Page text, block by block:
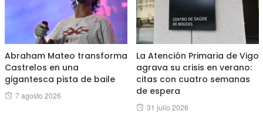
Abraham Mateo transforma
Castrelos en una
gigantesca pista de baile
Posted
7 agosto 2026
La Atención Primaria de Vigo
agrava su crisis en verano:
citas con cuatro semanas
de espera
Posted
31 julio 2026